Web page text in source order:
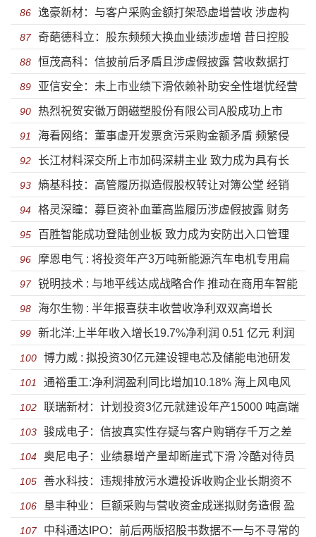
格大幅下滑溢价收购多处信披不实
86 逸豪新材：与客户采购金额打架恐虚增营收 涉虚构
成本倒腾资金研发人员或滥竽充数
87 奇葩德科立：股东频频大换血业绩涉虚增 昔日控股
股东成救命草关联方涉助推业绩
88 恒茂高科：信披前后矛盾且涉虚假披露 营收数据打
架财务勾稽异常或虚增
89 亚信安全：未上市业绩下滑依赖补助安全性堪忧经营
数据失真昔日高管成供应商
90 热烈祝贺安徽万朗磁塑股份有限公司A股成功上市
91 海看网络：董事虚开发票贪污采购金额矛盾 频繁侵
权资金充沛无比还要上市募资？
92 长江材料深交所上市加码深耕主业 致力成为具有长
期投资价值
93 熵基科技：高管履历拟造假股权转让对簿公堂 经销
商入股分文未赚信披疑点重重
94 格灵深瞳：募巨资补血董高监履历涉虚假披露 财务
数据异常或存虚假采购
95 百胜智能成功登陆创业板 致力成为安防出入口管理
行业领军企业
96 摩恩电气 : 将投资年产3万吨新能源汽车电机专用扁
型电磁线项目
97 锐明技术 : 与地平线达成战略合作 推动在商用车智能
化领域
98 海尔生物 : 半年报喜获丰收营收净利双双高增长
99 新北洋:上半年收入增长19.7%净利润 0.51 亿元 利润
与营收未同步增长
100 博力威 : 拟投资30亿元建设锂电芯及储能电池研发
生产总部项目
101 通裕重工:净利润盈利同比增加10.18% 海上风电风
机大型化成为未来趋势
102 联瑞新材：计划投资3亿元就建设年产15000 吨高端
芯片封装用球形粉体
103 骏成电子：信披真实性存疑与客户购销存千万之差
诸多财务数据异常经营拟造假
104 奥尼电子：业绩暴增产量却断崖式下滑 冷酷对待员
工令人寒心弄虚作假被行政处罚
105 善水科技：违规排放污水遭投诉收购企业长期资不
抵债 避而不答深交所质问毛利率问题
106 垦丰种业：巨额采购与营收资金成迷拟财务造假 盈
利能力大幅下滑股东违规减持被监管
107 中科通达IPO：前后两版招股书数据不一与不寻常的